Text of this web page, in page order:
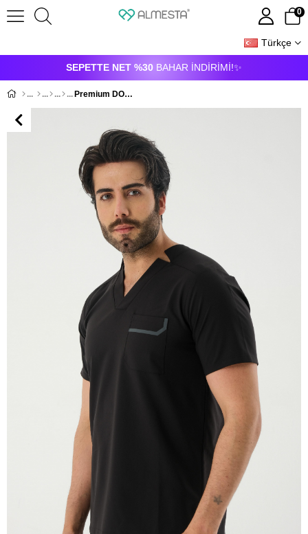
SEPETTE NET %30 BAHAR İNDİRİMİ!✨
Türkçe
0
ÜYE GIRIŞI ÜYE OL
Premium DOMANIC Cerrahi Üst - Siyah